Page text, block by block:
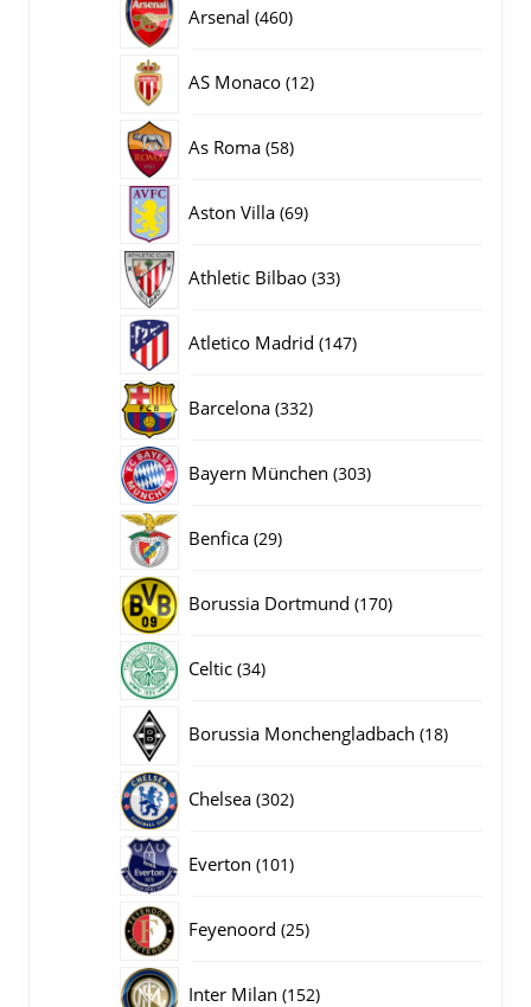
Arsenal 460460
AS Monaco 1212
As Roma 5858
Aston Villa 6969
Athletic Bilbao 3333
Atletico Madrid 147147
Barcelona 332332
Bayern München 303303
Benfica 2929
Borussia Dortmund 170170
Celtic 3434
Borussia Monchengladbach 1818
Chelsea 302302
Everton 101101
Feyenoord 2525
Inter Milan 152152